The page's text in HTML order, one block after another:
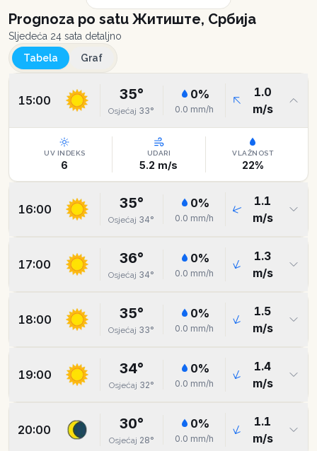
Prognoza po satu Житиште, Србија
Sljedeća 24 sata detaljno
Tabela
Graf
15:00 35°
Osjećaj 33°
0%
0.0 mm/h
1.0
m/s
UV INDEKS
6
UDARI
5.2 m/s
VLAŽNOST
22%
16:00 35°
Osjećaj 34°
0%
0.0 mm/h
1.1
m/s
17:00 36°
Osjećaj 34°
0%
0.0 mm/h
1.3
m/s
18:00 35°
Osjećaj 33°
0%
0.0 mm/h
1.5
m/s
19:00 34°
Osjećaj 32°
0%
0.0 mm/h
1.4
m/s
20:00 30°
Osjećaj 28°
0%
0.0 mm/h
1.1
m/s